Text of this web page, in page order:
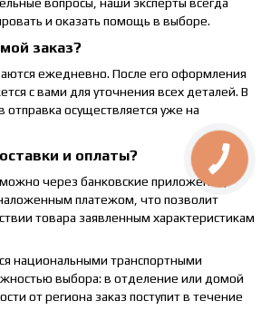
и оказать помощь в выборе.
заказ?
ежедневно. После его оформления
с вами для уточнения всех деталей. В
отправка осуществляется уже на
и оплаты?
через банковские приложения,
платежом, что позволит
товара заявленным характеристикам
национальными транспортными
выбора: в отделение или домой
от региона заказ поступит в течение